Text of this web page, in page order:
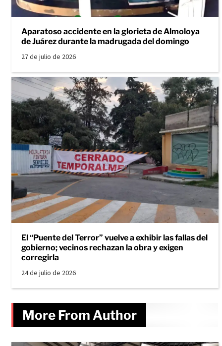
Aparatoso accidente en la glorieta de Almoloya
de Juárez durante la madrugada del domingo
27 de julio de 2026
El “Puente del Terror” vuelve a exhibir las fallas del
gobierno; vecinos rechazan la obra y exigen
corregirla
24 de julio de 2026
More From Author